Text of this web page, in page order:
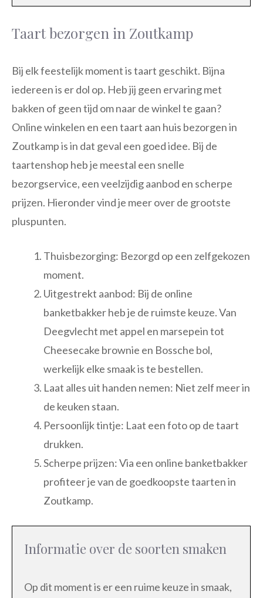
Taart bezorgen in Zoutkamp
Bij elk feestelijk moment is taart geschikt. Bijna
iedereen is er dol op. Heb jij geen ervaring met
bakken of geen tijd om naar de winkel te gaan?
Online winkelen en een taart aan huis bezorgen in
Zoutkamp is in dat geval een goed idee. Bij de
taartenshop heb je meestal een snelle
bezorgservice, een veelzijdig aanbod en scherpe
prijzen. Hieronder vind je meer over de grootste
pluspunten.
Thuisbezorging: Bezorgd op een zelfgekozen
moment.
Uitgestrekt aanbod: Bij de online
banketbakker heb je de ruimste keuze. Van
Deegvlecht met appel en marsepein tot
Cheesecake brownie en Bossche bol,
werkelijk elke smaak is te bestellen.
Laat alles uit handen nemen: Niet zelf meer in
de keuken staan.
Persoonlijk tintje: Laat een foto op de taart
drukken.
Scherpe prijzen: Via een online banketbakker
profiteer je van de goedkoopste taarten in
Zoutkamp.
Informatie over de soorten smaken
Op dit moment is er een ruime keuze in smaak,